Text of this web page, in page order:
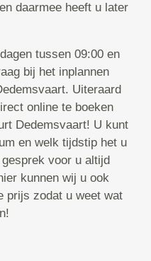
daarmee heeft u later
tussen 09:00 en
bij het inplannen
Uiteraard
online te boeken
Dedemsvaart! U kunt
en welk tijdstip het u
voor u altijd
kunnen wij u ook
prijs zodat u weet wat